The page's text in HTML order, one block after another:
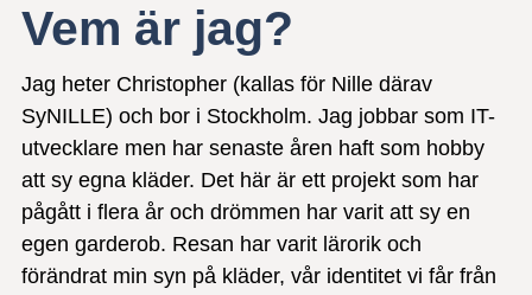
Vem är jag?
Jag heter Christopher (kallas för Nille därav
SyNILLE) och bor i Stockholm. Jag jobbar som IT-
utvecklare men har senaste åren haft som hobby
att sy egna kläder. Det här är ett projekt som har
pågått i flera år och drömmen har varit att sy en
egen garderob. Resan har varit lärorik och
förändrat min syn på kläder, vår identitet vi får från